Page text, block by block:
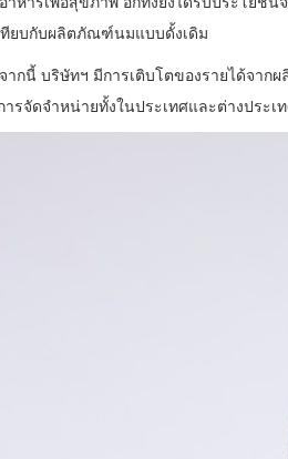
ทียบกับผลิตภัณฑ์นมแบบดั้งเดิม
ากนี้ บริษัทฯ มีการเติบโตของรายได้จาก
ารจัดจำหน่ายทั้งในประเทศและต่างประเ